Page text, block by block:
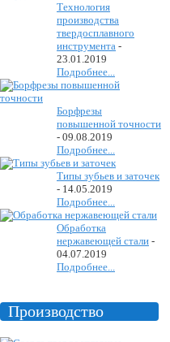
Технология
производства
твердосплавного
инструмента -
23.01.2019
Подробнее...
Борфрезы
повышенной точности
- 09.08.2019
Подробнее...
Типы зубьев и заточек
- 14.05.2019
Подробнее...
Обработка
нержавеющей стали -
04.07.2019
Подробнее...
Производство